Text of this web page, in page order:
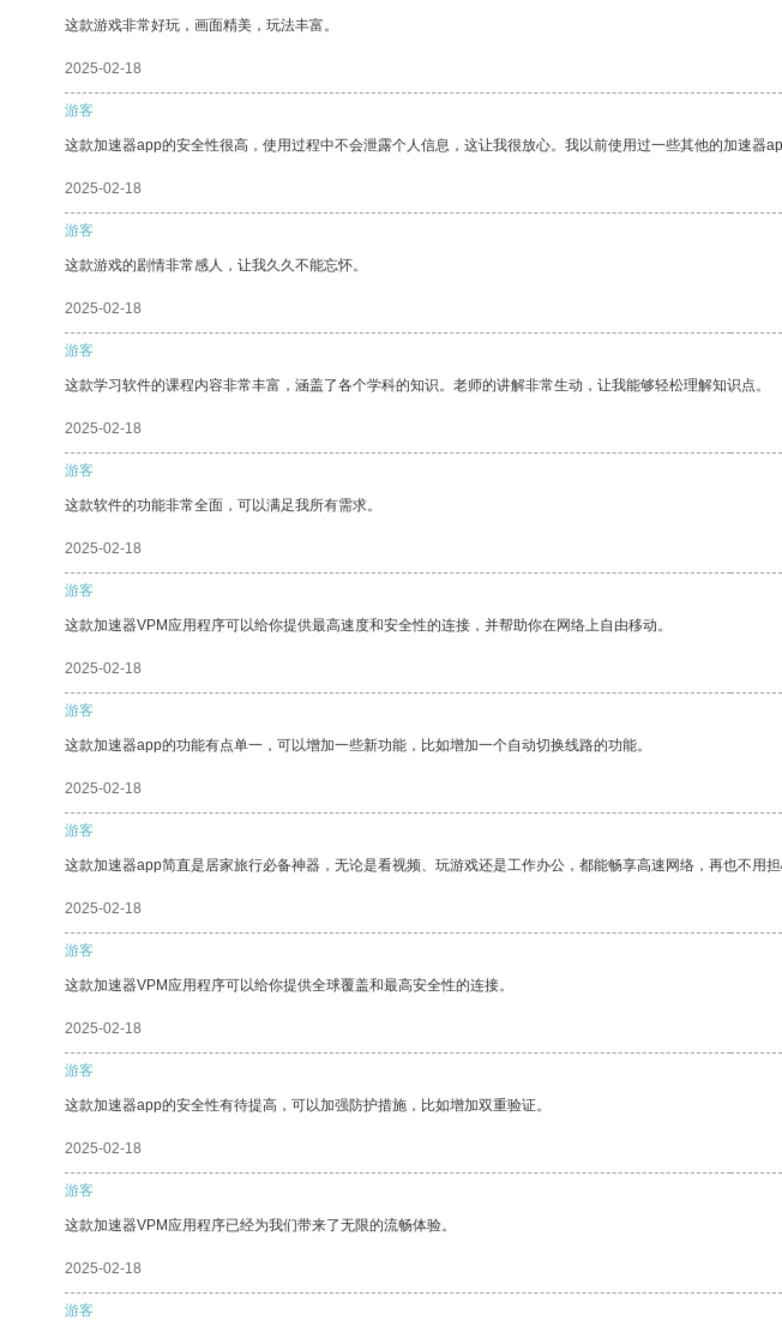
这款游戏非常好玩，画面精美，玩法丰富。
2025-02-18
游客
这款加速器app的安全性很高，使用过程中不会泄露个人信息，这让我很放心。我以前使用过一些其他的加速器
2025-02-18
游客
这款游戏的剧情非常感人，让我久久不能忘怀。
2025-02-18
游客
这款学习软件的课程内容非常丰富，涵盖了各个学科的知识。老师的讲解非常生动，让我能够轻松理解知识点。
2025-02-18
游客
这款软件的功能非常全面，可以满足我所有需求。
2025-02-18
游客
这款加速器VPM应用程序可以给你提供最高速度和安全性的连接，并帮助你在网络上自由移动。
2025-02-18
游客
这款加速器app的功能有点单一，可以增加一些新功能，比如增加一个自动切换线路的功能。
2025-02-18
游客
这款加速器app简直是居家旅行必备神器，无论是看视频、玩游戏还是工作办公，都能畅享高速网络，再也不用
2025-02-18
游客
这款加速器VPM应用程序可以给你提供全球覆盖和最高安全性的连接。
2025-02-18
游客
这款加速器app的安全性有待提高，可以加强防护措施，比如增加双重验证。
2025-02-18
游客
这款加速器VPM应用程序已经为我们带来了无限的流畅体验。
2025-02-18
游客